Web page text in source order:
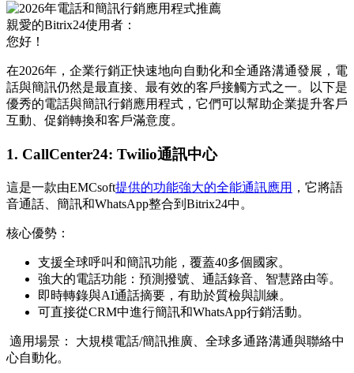
親愛的Bitrix24使用者：
您好！
在2026年，企業行銷正快速地向自動化和全通路溝通發展，電
話與簡訊仍然是最直接、最有效的客戶接觸方式之一。以下是
優秀的電話與簡訊行銷應用程式，它們可以幫助企業提升客戶
互動、促銷轉換和客戶滿意度。
1. CallCenter24: Twilio通訊中心
這是一款由EMCsoft提供的功能強大的全能通訊應用 ，它將語
音通話、簡訊和WhatsApp整合到Bitrix24中。
核心優勢：
支援全球呼叫和簡訊功能，覆蓋40多個國家。
強大的電話功能：預測撥號、通話錄音、智慧路由等。
即時轉錄與AI通話摘要，有助於質檢與訓練。
可直接從CRM中進行簡訊和WhatsApp行銷活動。
適用場景： 大規模電話/簡訊推廣、全球多通路溝通與聯絡中
心自動化。